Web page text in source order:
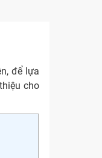
để lựa
cho